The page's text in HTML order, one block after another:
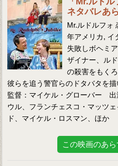
ネタバレあ
Mr.ルドルフォ
年アメリカ, イ
失敗しボヘミ
ザイナー、ル
の殺害をもく
彼らを追う警官らのドタバタを描
監督：マイケル・グローバー 出
ウル、フランチェスコ・マッツ
ド、マイケル・ロスマン、ほか
この映画のあ